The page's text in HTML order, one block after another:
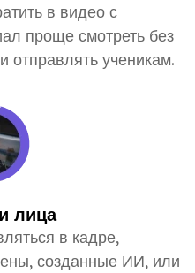
в видео с
проще смотреть без
отправлять ученикам.
лица
в кадре,
созданные ИИ, или